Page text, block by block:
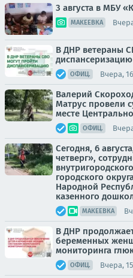
3 августа в МБУ
МАКЕЕВКА
В ДНР ветераны
диспансеризацию
ОФИЦ. Вчера,
Валерий
Матрус провели
месте
ОФИЦ.
Сегодня, 6
четверг»,
городского
Народной
казенного
МАКЕЕВКА
В ДНР
беременных
мониторинга
ОФИЦ. Вчера,